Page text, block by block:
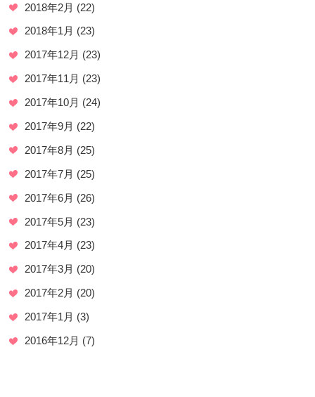
2018年2月 (22)
2018年1月 (23)
2017年12月 (23)
2017年11月 (23)
2017年10月 (24)
2017年9月 (22)
2017年8月 (25)
2017年7月 (25)
2017年6月 (26)
2017年5月 (23)
2017年4月 (23)
2017年3月 (20)
2017年2月 (20)
2017年1月 (3)
2016年12月 (7)